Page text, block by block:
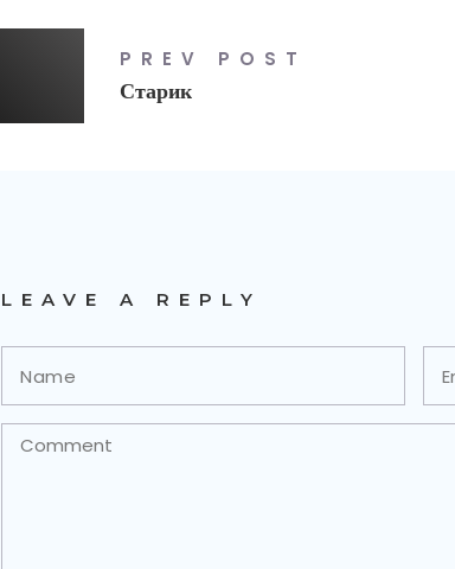
PREV POST
Старик
LEAVE A REPLY